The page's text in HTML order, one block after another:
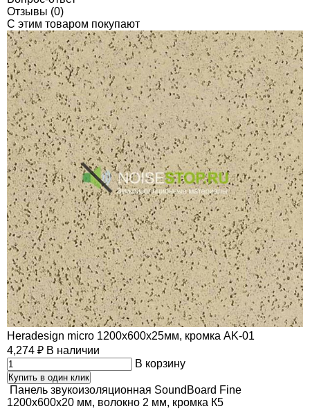
Отзывы (0)
C этим товаром покупают
Heradesign micro 1200х600х25мм, кромка AK-01
4,274 ₽ В наличии
В корзину
Купить в один клик
Панель звукоизоляционная SoundBoard Fine
1200х600х20 мм, волокно 2 мм, кромка К5